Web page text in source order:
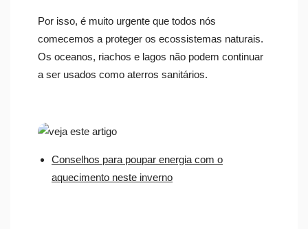
Por isso, é muito urgente que todos nós
comecemos a proteger os ecossistemas naturais.
Os oceanos, riachos e lagos não podem continuar
a ser usados como aterros sanitários.
Conselhos para poupar energia com o
aquecimento neste inverno